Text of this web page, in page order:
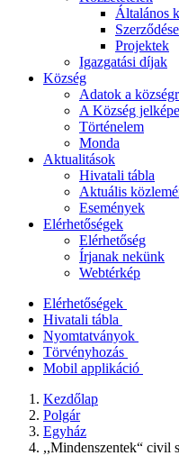
Általános
Projektek
Igazgatási díjak
Község
Adatok a
A Község
Történelem
Monda
Aktualitások
Hivatali tábla
Aktuális
Események
Elérhetőségek
Elérhetőség
Írjanak nekünk
Webtérkép
Elérhetőségek
Hivatali tábla
Nyomtatványok
Törvényhozás
Mobil applikáció
Kezdőlap
Polgár
Egyház
,,Mindenszentek“ civil